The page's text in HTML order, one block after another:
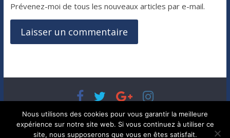
Prévenez-moi de tous les nouveaux articles par e-mail.
Copyright © 2026 Bénéfices, l'actualité de votre argent, de
votre patrimoine et de vos placements . Tous droits réservés.
Theme ColorMag parThemeGrill.. Propulsé par WordPress.
Nous utilisons des cookies pour vous garantir la meilleure
expérience sur notre site web. Si vous continuez à utiliser ce
site, nous supposerons que vous en êtes satisfait.